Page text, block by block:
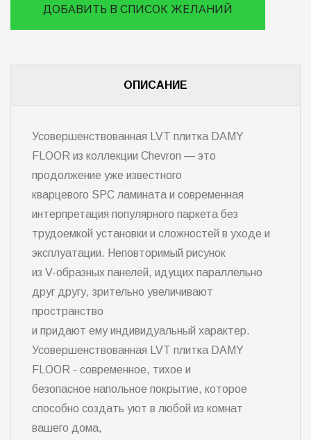
ДОБАВИТЬ В СПИСОК ЖЕЛАНИЙ
ОПИСАНИЕ
Усовершенствованная LVT плитка DAMY
FLOOR из коллекции Chevron — это
продолжение уже известного
кварцевого SPC ламината и современная
интерпретация популярного паркета без
трудоемкой установки и сложностей в уходе и
эксплуатации. Неповторимый рисунок
из V-образных панелей, идущих параллельно
друг другу, зрительно увеличивают
пространство
и придают ему индивидуальный характер.
Усовершенствованная LVT плитка DAMY
FLOOR - современное, тихое и
безопасное напольное покрытие, которое
способно создать уют в любой из комнат
вашего дома,